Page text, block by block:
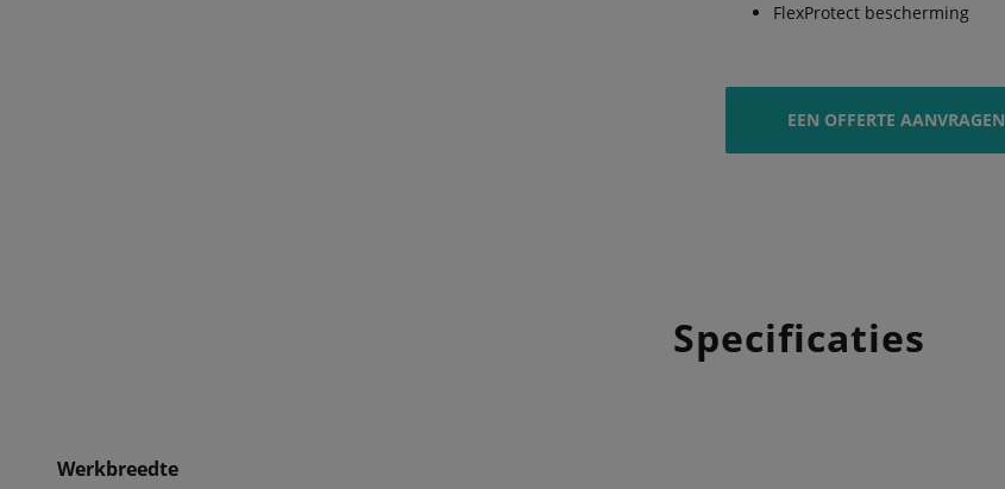
FlexProtect bescherming
EEN OFFERTE AANVRAGEN
Specificaties
Werkbreedte